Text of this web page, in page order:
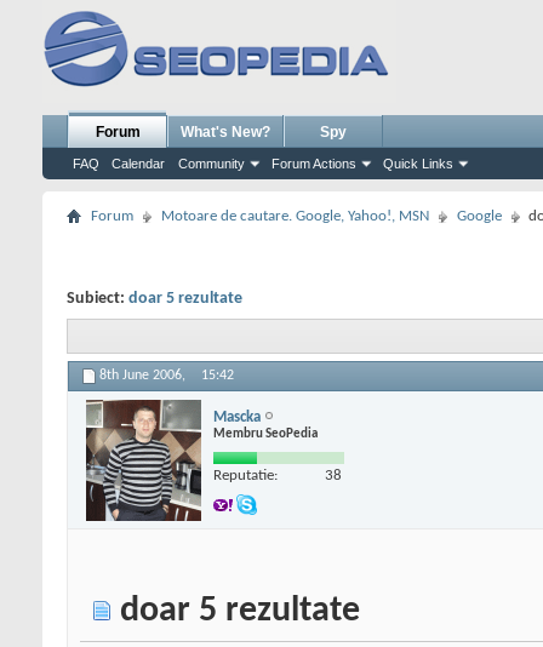
Forum
FAQ Calendar Community Forum Actions Quick Links
What's New? Spy
Forum Motoare de cautare. Google, Yahoo!, MSN Google
Subiect: doar 5 rezultate
8th June 2006, 15:42
Mascka
Membru SeoPedia
Reputatie: 38
doar 5 rezultate